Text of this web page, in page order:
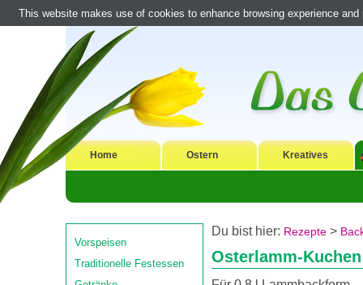
Home Ostern Kreatives
Vorspeisen
Traditionelle Festessen
Du bist hier: Rezepte >
Osterlamm-Kuchen
This website makes use of cookies to enhance browsing experience